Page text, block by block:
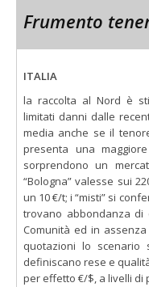
Frumento
ITALIA
la raccolta al Nord è
limitati danni dalle
media anche se il
presenta una
sorprendono un
“Bologna” valesse sui
un 10 €/t; i “misti” si
trovano abbondanza
Comunità ed in
quotazioni lo
definiscano rese e
per effetto €/$, a livelli di